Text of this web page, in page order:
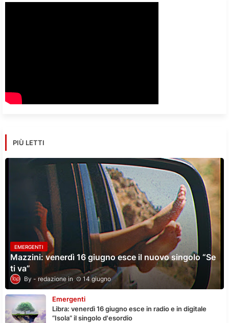
PIÙ LETTI
EMERGENTI
Mazzini: venerdì 16 giugno esce il nuovo singolo “Se
ti va”
redazione 14 giugno
Emergenti
Libra: venerdì 16 giugno esce in radio e in digitale
“Isola” il singolo d'esordio